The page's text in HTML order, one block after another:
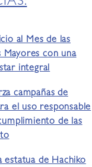
al Mes de las
Mayores con una
integral
campañas de
el uso responsable
de las
estatua de Hachiko